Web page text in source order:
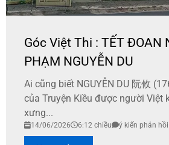
Góc Việt Thi : TẾT ĐOAN
PHẠM NGUYỄN DU
Ai cũng biết NGUYỄN DU 阮攸
của Truyện Kiều được người Việt
xưng...
14/06/2026 6:12 chiều ý kiến phản